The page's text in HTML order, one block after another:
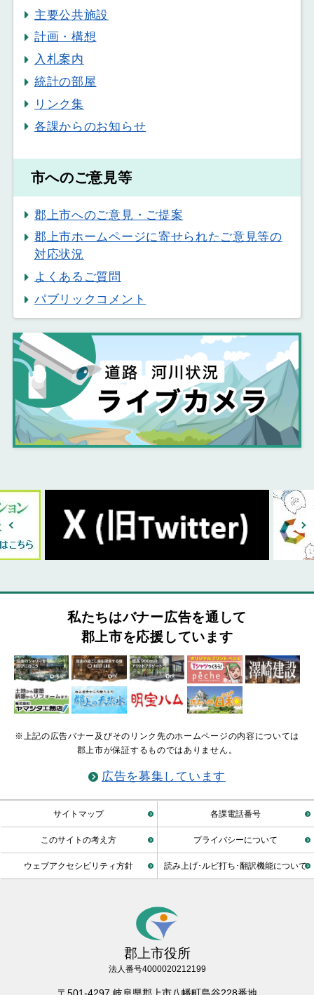
主要公共施設
計画・構想
入札案内
統計の部屋
リンク集
各課からのお知らせ
市へのご意見等
郡上市へのご意見・ご提案
郡上市ホームページに寄せられたご意見等の
対応状況
よくあるご質問
パブリックコメント
私たちはバナー広告を通して
郡上市を応援しています
※上記の広告バナー及びそのリンク先のホームページの内容については
郡上市が保証するものではありません。
広告を募集しています
サイトマップ 各課電話番号
このサイトの考え方 プライバシーについて
ウェブアクセシビリティ方針 読み上げ･ルビ打ち･翻訳機能について
郡上市役所
法人番号4000020212199